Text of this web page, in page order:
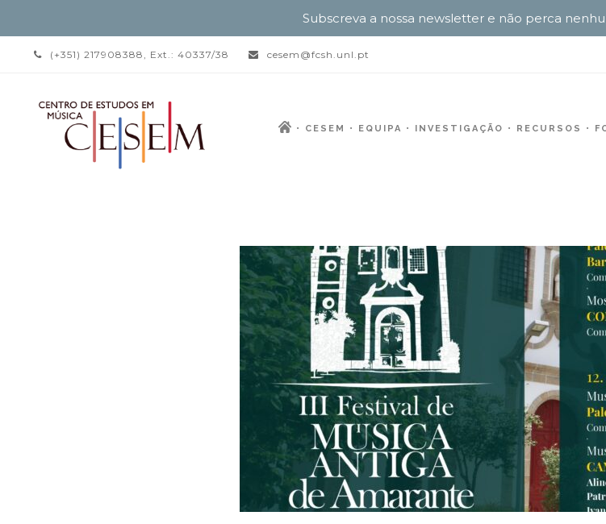
(+351) 217908388, Ext.: 40337/38 cesem@fcsh.unl.pt
CESEM EQUIPA INVESTIGAÇÃO RECURSOS
Subscreva a nossa newsletter e não perca